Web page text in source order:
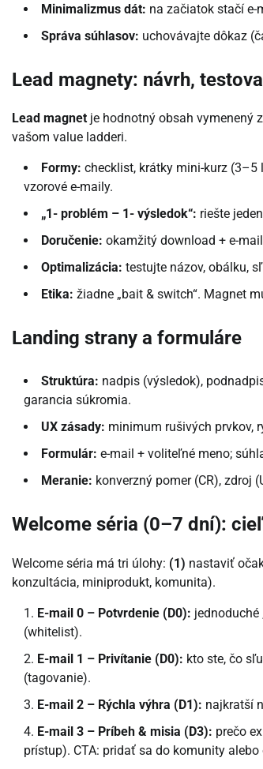
Minimalizmus dát: na začiatok stačí e-
Správa súhlasov: uchovávajte dôkaz
Lead magnety: návrh,
Lead magnet je hodnotný obsah vymenený
vašom value ladderi.
Formy: checklist, krátky mini-kurz (3–5
vzorové e-maily.
„1- problém – 1- výsledok“: riešte
Doručenie: okamžitý download + e-
Optimalizácia: testujte názov, obálku,
Etika: žiadne „bait & switch“. Magnet
Landing strany a formuláre
Struktúra: nadpis (výsledok),
garancia súkromia.
UX zásady: minimum rušivých prvkov,
Formulár: e-mail + voliteľné meno;
Meranie: konverzný pomer (CR), zdroj
Welcome séria (0–7 dní):
Welcome séria má tri úlohy: (1) nastaviť
konzultácia, miniprodukt, komunita).
E-mail 0 – Potvrdenie (D0): jednoduché
(whitelist).
E-mail 1 – Privítanie (D0): kto ste, čo
(tagovanie).
E-mail 2 – Rýchla výhra (D1): najkratší
E-mail 3 – Príbeh & misia (D3): prečo
prístup). CTA: pridať sa do komunity